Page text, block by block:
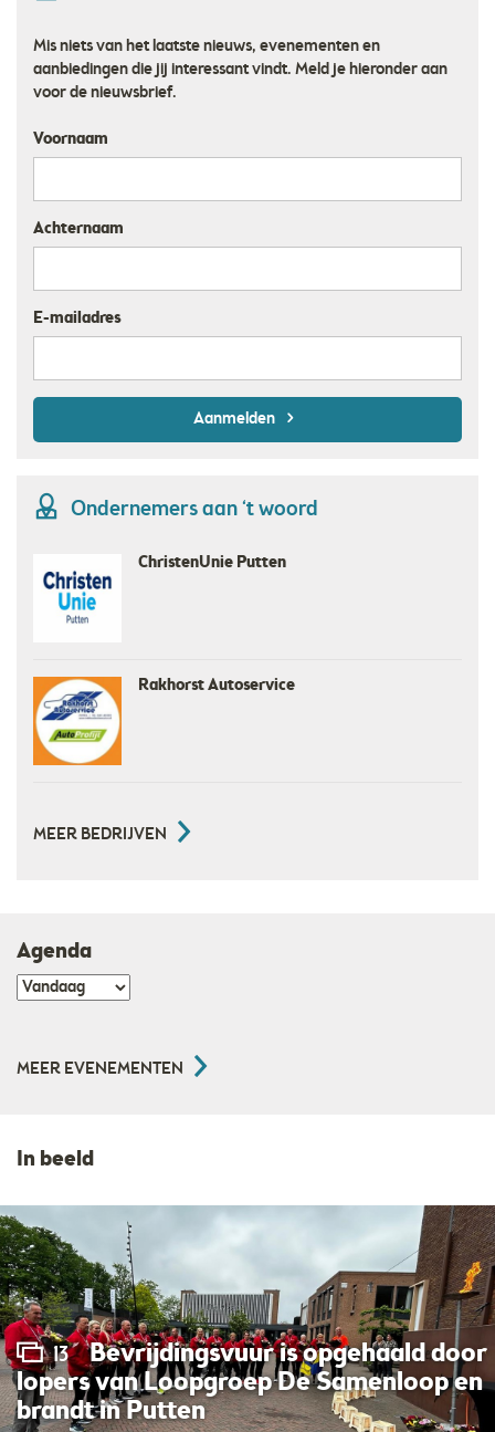
Mis niets van het laatste nieuws, evenementen en
aanbiedingen die jij interessant vindt. Meld je hieronder aan
voor de nieuwsbrief.
Voornaam
Achternaam
E-mailadres
Aanmelden
Ondernemers aan ‘t woord
SGP Putten
Zorgerf Buiten-Land
MEER BEDRIJVEN
Agenda
MEER EVENEMENTEN
In beeld
13 Bevrijdingsvuur is opgehaald door
lopers van Loopgroep De Samenloop en
brandt in Putten